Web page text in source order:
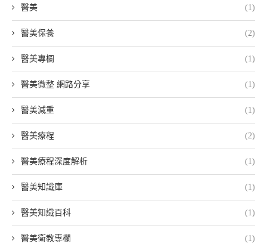
醫美 (1)
醫美保養 (2)
醫美專欄 (1)
醫美微整 網路分享 (1)
醫美減重 (1)
醫美療程 (2)
醫美療程深度解析 (1)
醫美知識庫 (1)
醫美知識百科 (1)
醫美衛教專欄 (1)